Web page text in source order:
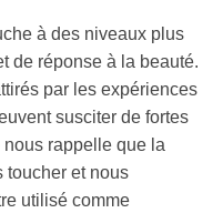
à des niveaux plus
de réponse à la beauté.
par les expériences
susciter de fortes
rappelle que la
toucher et nous
utilisé comme